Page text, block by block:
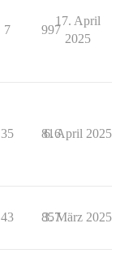
7 997
17. April
2025
35 816
6. April 2025
43 857
3. März 2025